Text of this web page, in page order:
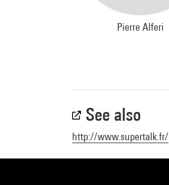
Pierre Alferi
See also
http://www.supertalk.fr/